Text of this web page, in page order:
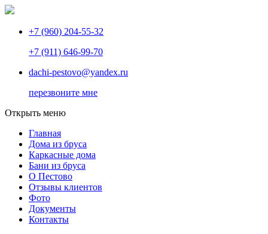
+7 (960) 204-55-32
+7 (911) 646-99-70
dachi-pestovo@yandex.ru
перезвоните мне
Открыть меню
Главная
Дома из бруса
Каркасные дома
Бани из бруса
О Пестово
Отзывы клиентов
Фото
Документы
Контакты